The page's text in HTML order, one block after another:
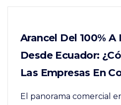
Arancel Del 100%
Desde Ecuador:
Las Empresas En
El panorama comercial